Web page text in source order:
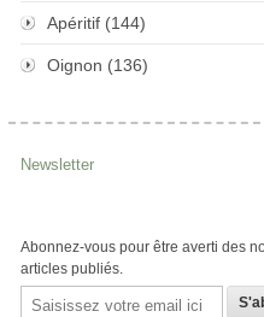
Apéritif (144)
Oignon (136)
Newsletter
Abonnez-vous pour être averti des
articles publiés.
Email